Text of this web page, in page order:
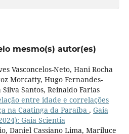
mesmo(s) autor(es)
Vasconcelos-Neto, Hani Rocha
Morcatty, Hugo Fernandes-
Santos, Reinaldo Farias
entre idade e correlações
na Caatinga da Paraíba , Gaia
Gaia Scientia
Daniel Cassiano Lima, Mariluce